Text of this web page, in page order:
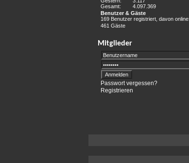
Gesamt:
4.097.369
Benutzer & Gäste
169 Benutzer registriert, davon online:
461 Gäste
Mitglieder
Passwort vergessen?
Registrieren